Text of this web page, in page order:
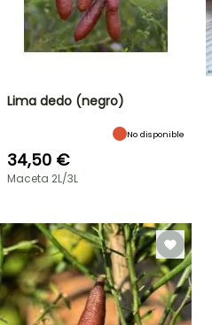
Lima dedo (negro)
No disponible
34,50 €
Maceta 2L/3L